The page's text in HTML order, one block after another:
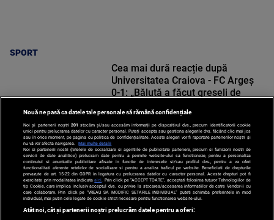
SPORT
SPORT
Cea mai dură reacție după
Universitatea Craiova - FC Argeș
0-1: „Băluță a făcut greșeli de
Nouă ne pasă ca datele tale personale să rămână confidențiale
Noi și partenerii noștri 201 stocăm și/sau accesăm informații pe dispozitivul dvs., precum identificatorii cookie
unici pentru prelucrarea datelor cu caracter personal. Puteți accepta sau gestiona alegerile dvs. făcând clic mai jos
sau în orice moment, pe pagina cu politica de confidențialitate. Aceste alegeri vor fi raportate partenerilor noștri și
nu vă vor afecta navigarea.
Mai multe detalii
Noi si partenerii nostri (retelele de socializare si agentiile de publicitate partenere, precum si furnizorii nostri de
servicii de date analitice) prelucram date pentru a permite website-ului sa functioneze, pentru a personaliza
continutul si anunturile publicitare afisate in functie de interesele si/sau profilul dvs., pentru a va oferi
functionalitati aferente retelelor de socializare si pentru a analiza traficul pe website. Beneficiati de drepturile
prevazute de art. 15-22 din GDPR in legatura cu prelucrarea datelor cu caracter personal. Aceste drepturi pot fi
exercitate prin modalitatea indicataaici . Prin click pe “ACCEPT TOATE”, acceptati folosirea tuturor Tehnologiilor de
tip Cookie, care implica inclusiv acceptul dvs. cu privire la stocarea/accesarea informatiilor de catre Vendor-ii cu
care colaboram. Prin click pe “VREAU SA MODIFIC SETARILE INDIVIDUAL” puteti schimba preferintele in mod
individual, mai putin cele legate de cookie strict necesare pentru functionarea website-ului.
Atât noi, cât și partenerii noștri prelucrăm datele pentru a oferi: